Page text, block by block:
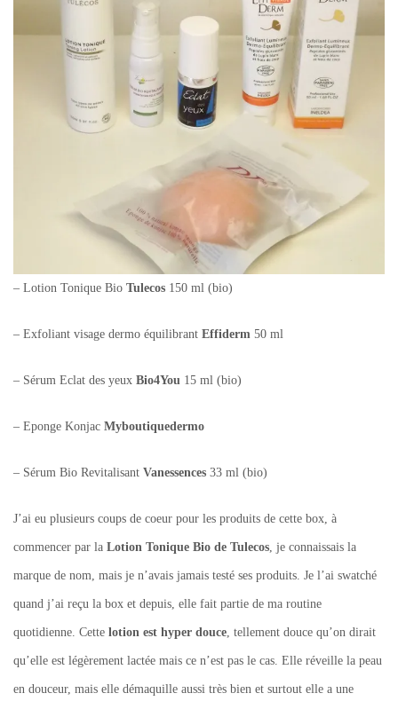
– Lotion Tonique Bio Tulecos 150 ml (bio)
– Exfoliant visage dermo équilibrant Effiderm 50 ml
– Sérum Eclat des yeux Bio4You 15 ml (bio)
– Eponge Konjac Myboutiquedermo
– Sérum Bio Revitalisant Vanessences 33 ml (bio)
J’ai eu plusieurs coups de coeur pour les produits de cette box, à
commencer par la Lotion Tonique Bio de Tulecos , je connaissais la
marque de nom, mais je n’avais jamais testé ses produits. Je l’ai swatché
quand j’ai reçu la box et depuis, elle fait partie de ma routine
quotidienne. Cette lotion est hyper douce , tellement douce qu’on dirait
qu’elle est légèrement lactée mais ce n’est pas le cas. Elle réveille la peau
en douceur, mais elle démaquille aussi très bien et surtout elle a une